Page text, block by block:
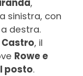
,
sinistra, con
destra.
Castro, il
Rowe e
posto.